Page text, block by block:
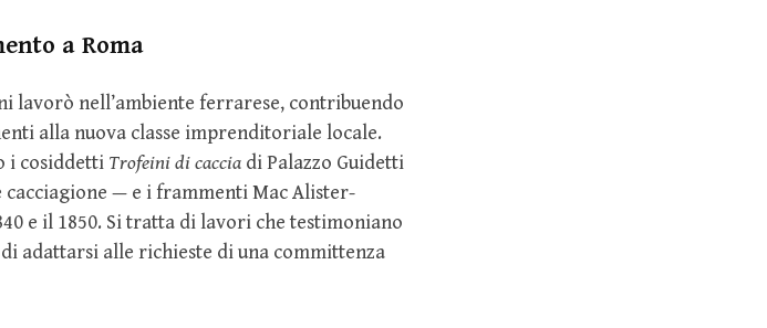
a Roma
lavorò nell’ambiente ferrarese, contribuendo
alla nuova classe imprenditoriale locale.
i cosiddetti Trofeini di caccia di Palazzo Guidetti
— e i frammenti Mac Alister-
e il 1850. Si tratta di lavori che testimoniano
adattarsi alle richieste di una committenza